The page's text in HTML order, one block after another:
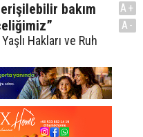
bakım
Hakları ve Ruh
A+
A-